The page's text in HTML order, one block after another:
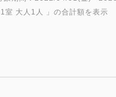
室 大人1人
」の合計額を表示